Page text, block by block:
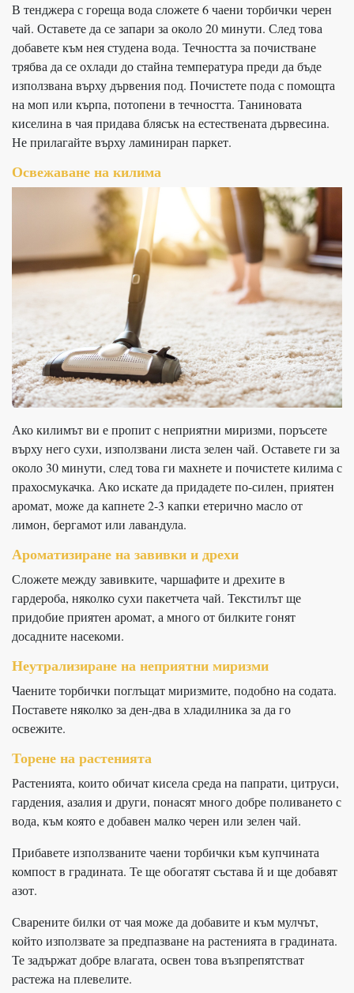
В тенджера с гореща вода сложете 6 чаени торбички черен
чай. Оставете да се запари за около 20 минути. След това
добавете към нея студена вода. Течността за почистване
трябва да се охлади до стайна температура преди да бъде
използвана върху дървения под. Почистете пода с помощта
на моп или кърпа, потопени в течността. Таниновата
киселина в чая придава блясък на естествената дървесина.
Не прилагайте върху ламиниран паркет.
Освежаване на килима
Ако килимът ви е пропит с неприятни миризми, поръсете
върху него сухи, използвани листа зелен чай. Оставете ги за
около 30 минути, след това ги махнете и почистете килима с
прахосмукачка. Ако искате да придадете по-силен, приятен
аромат, може да капнете 2-3 капки етерично масло от
лимон, бергамот или лавандула.
Ароматизиране на завивки и дрехи
Сложете между завивките, чаршафите и дрехите в
гардероба, няколко сухи пакетчета чай. Текстилът ще
придобие приятен аромат, а много от билките гонят
досадните насекоми.
Неутрализиране на неприятни миризми
Чаените торбички поглъщат миризмите, подобно на содата.
Поставете няколко за ден-два в хладилника за да го
освежите.
Торене на растенията
Растенията, които обичат кисела среда на папрати, цитруси,
гардения, азалия и други, понасят много добре поливането с
вода, към която е добавен малко черен или зелен чай.
Прибавете използваните чаени торбички към купчината
компост в градината. Те ще обогатят състава й и ще добавят
азот.
Сварените билки от чая може да добавите и към мулчът,
който използвате за предпазване на растенията в градината.
Те задържат добре влагата, освен това възпрепятстват
растежа на плевелите.